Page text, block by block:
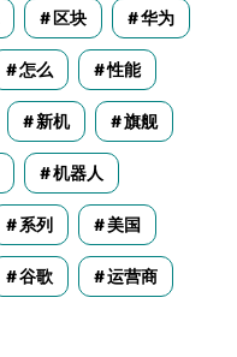
区块 华为
怎么 性能
新机 旗舰
机器人
系列 美国
谷歌 运营商